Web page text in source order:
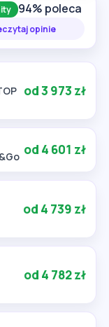
94% poleca
opinie
od 3 973 zł
od 4 601 zł
od 4 739 zł
od 4 782 zł